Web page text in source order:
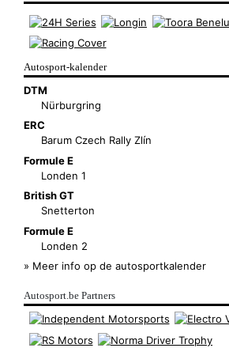
Autosport-kalender
DTM
Nürburgring
ERC
Barum Czech Rally Zlín
Formule E
Londen 1
British GT
Snetterton
Formule E
Londen 2
» Meer info op de autosportkalender
Autosport.be Partners